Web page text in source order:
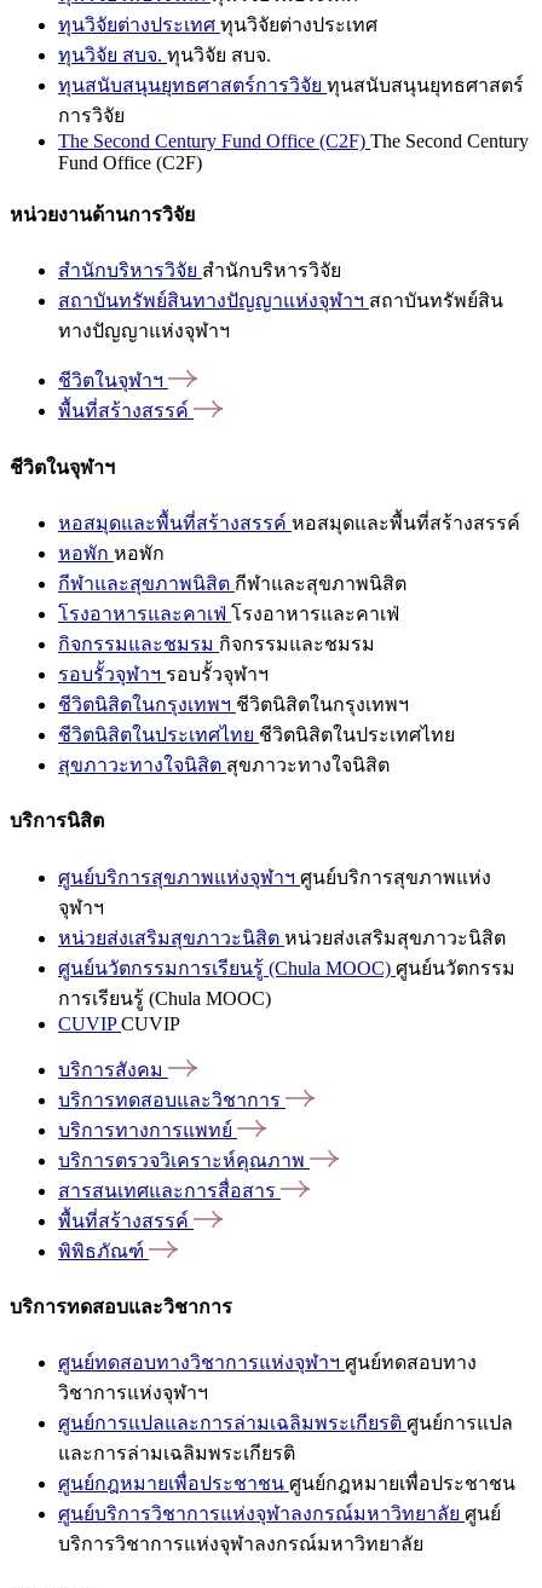
ทุนวิจัยต่างประเทศ ทุนวิจัยต่างประเทศ
ทุนวิจัย สบจ. ทุนวิจัย สบจ.
ทุนสนับสนุนยุทธศาสตร์การวิจัย ทุนสนับสนุนยุทธศาสตร์
การวิจัย
The Second Century Fund Office (C2F) The Second Century
Fund Office (C2F)
หน่วยงานด้านการวิจัย
สำนักบริหารวิจัย สำนักบริหารวิจัย
สถาบันทรัพย์สินทางปัญญาแห่งจุฬาฯ สถาบันทรัพย์สิน
ทางปัญญาแห่งจุฬาฯ
ชีวิตในจุฬาฯ
พื้นที่สร้างสรรค์
ชีวิตในจุฬาฯ
หอสมุดและพื้นที่สร้างสรรค์ หอสมุดและพื้นที่สร้างสรรค์
หอพัก หอพัก
กีฬาและสุขภาพนิสิต กีฬาและสุขภาพนิสิต
โรงอาหารและคาเฟ่ โรงอาหารและคาเฟ่
กิจกรรมและชมรม กิจกรรมและชมรม
รอบรั้วจุฬาฯ รอบรั้วจุฬาฯ
ชีวิตนิสิตในกรุงเทพฯ ชีวิตนิสิตในกรุงเทพฯ
ชีวิตนิสิตในประเทศไทย ชีวิตนิสิตในประเทศไทย
สุขภาวะทางใจนิสิต สุขภาวะทางใจนิสิต
บริการนิสิต
ศูนย์บริการสุขภาพแห่งจุฬาฯ ศูนย์บริการสุขภาพแห่ง
จุฬาฯ
หน่วยส่งเสริมสุขภาวะนิสิต หน่วยส่งเสริมสุขภาวะนิสิต
ศูนย์นวัตกรรมการเรียนรู้ (Chula MOOC) ศูนย์นวัตกรรม
การเรียนรู้ (Chula MOOC)
CUVIPCUVIP
บริการสังคม
บริการทดสอบและวิชาการ
บริการทางการแพทย์
บริการตรวจวิเคราะห์คุณภาพ
สารสนเทศและการสื่อสาร
พื้นที่สร้างสรรค์
พิพิธภัณฑ์
บริการทดสอบและวิชาการ
ศูนย์ทดสอบทางวิชาการแห่งจุฬาฯ ศูนย์ทดสอบทาง
วิชาการแห่งจุฬาฯ
ศูนย์การแปลและการล่ามเฉลิมพระเกียรติ ศูนย์การแปล
และการล่ามเฉลิมพระเกียรติ
ศูนย์กฎหมายเพื่อประชาชน ศูนย์กฎหมายเพื่อประชาชน
ศูนย์บริการวิชาการแห่งจุฬาลงกรณ์มหาวิทยาลัย ศูนย์
บริการวิชาการแห่งจุฬาลงกรณ์มหาวิทยาลัย